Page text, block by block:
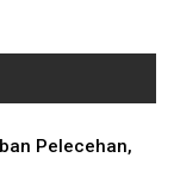
Pelecehan,